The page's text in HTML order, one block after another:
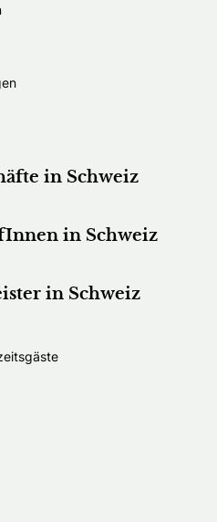
in Schweiz
in Schweiz
in Schweiz